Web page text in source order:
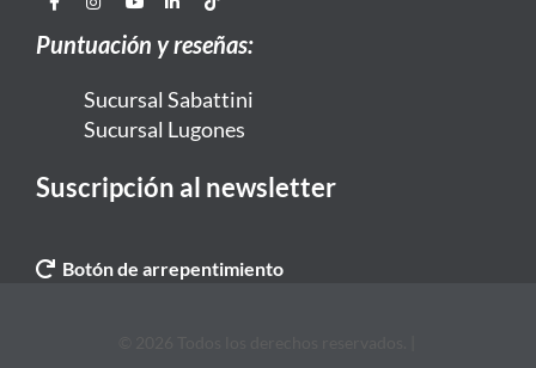
Puntuación y reseñas:
Sucursal Sabattini
Sucursal Lugones
Suscripción al newsletter
Botón de arrepentimiento